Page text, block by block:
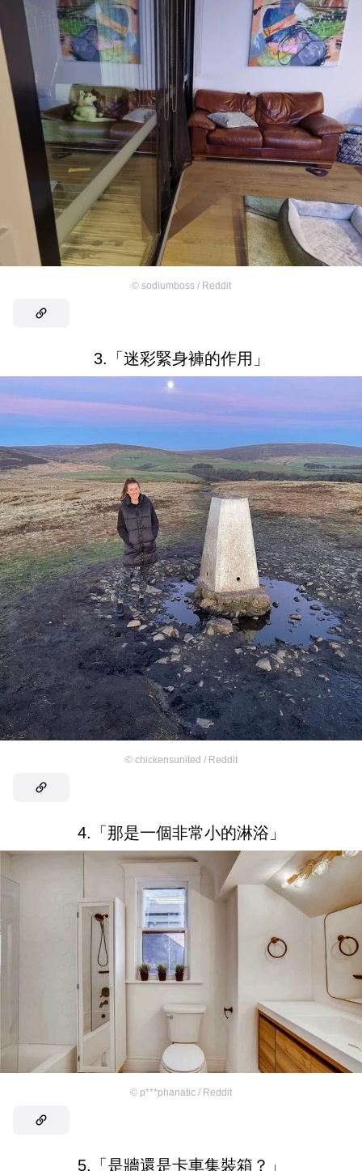
© sodiumboss / Reddit
3.「迷彩緊身褲的作用」
© chickensunited / Reddit
4.「那是一個非常小的淋浴」
© p***phanatic / Reddit
5.「是牆還是卡車集裝箱？」